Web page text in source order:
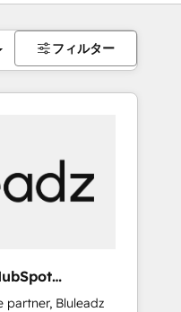
フィルター
Bluleadz